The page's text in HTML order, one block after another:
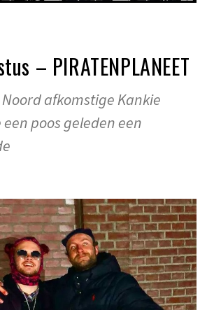
– PIRATENPLANEET
afkomstige Kankie
poos geleden een